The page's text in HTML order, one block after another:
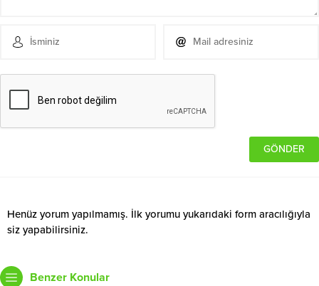
Henüz yorum yapılmamış. İlk yorumu yukarıdaki form aracılığıyla
siz yapabilirsiniz.
Benzer Konular